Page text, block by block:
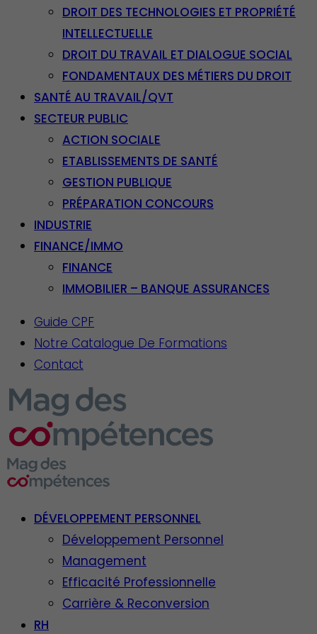
DROIT DES TECHNOLOGIES ET PROPRIÉTÉ
INTELLECTUELLE
DROIT DU TRAVAIL ET DIALOGUE SOCIAL
FONDAMENTAUX DES MÉTIERS DU DROIT
SANTÉ AU TRAVAIL/QVT
SECTEUR PUBLIC
ACTION SOCIALE
ETABLISSEMENTS DE SANTÉ
GESTION PUBLIQUE
PRÉPARATION CONCOURS
INDUSTRIE
FINANCE/IMMO
FINANCE
IMMOBILIER – BANQUE ASSURANCES
Guide CPF
Notre Catalogue De Formations
Contact
DÉVELOPPEMENT PERSONNEL
Développement Personnel
Management
Efficacité Professionnelle
Carrière & Reconversion
RH